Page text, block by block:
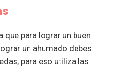
que para lograr un buen
un ahumado debes
para eso utiliza las